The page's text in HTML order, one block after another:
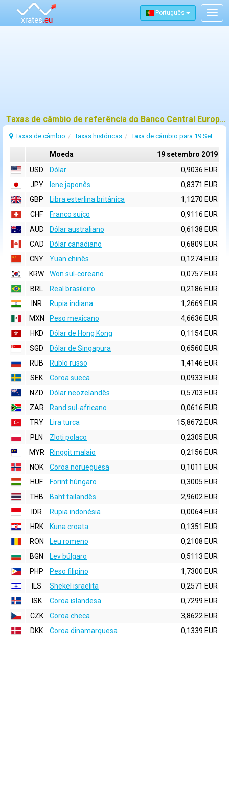
Português
Taxas de câmbio de referência do Banco Central Europeu (BCE) para 19 setembro 2019
Taxas de câmbio Taxas históricas Taxa de câmbio para 19 Setembro 2019
Moeda
19 setembro 2019
USD
Dólar
0,9036 EUR
JPY
Iene japonês
0,8371 EUR
GBP
Libra esterlina britânica
1,1270 EUR
CHF
Franco suíço
0,9116 EUR
AUD
Dólar australiano
0,6138 EUR
CAD
Dólar canadiano
0,6809 EUR
CNY
Yuan chinês
0,1274 EUR
KRW
Won sul-coreano
0,0757 EUR
BRL
Real brasileiro
0,2186 EUR
INR
Rupia indiana
1,2669 EUR
MXN
Peso mexicano
4,6636 EUR
HKD
Dólar de Hong Kong
0,1154 EUR
SGD
Dólar de Singapura
0,6560 EUR
RUB
Rublo russo
1,4146 EUR
SEK
Coroa sueca
0,0933 EUR
NZD
Dólar neozelandês
0,5703 EUR
ZAR
Rand sul-africano
0,0616 EUR
TRY
Lira turca
15,8672 EUR
PLN
Zloti polaco
0,2305 EUR
MYR
Ringgit malaio
0,2156 EUR
NOK
Coroa norueguesa
0,1011 EUR
HUF
Forint húngaro
0,3005 EUR
THB
Baht tailandês
2,9602 EUR
IDR
Rupia indonésia
0,0064 EUR
HRK
Kuna croata
0,1351 EUR
RON
Leu romeno
0,2108 EUR
BGN
Lev búlgaro
0,5113 EUR
PHP
Peso filipino
1,7300 EUR
ILS
Shekel israelita
0,2571 EUR
ISK
Coroa islandesa
0,7299 EUR
CZK
Coroa checa
3,8622 EUR
DKK
Coroa dinamarquesa 0,1339 EUR